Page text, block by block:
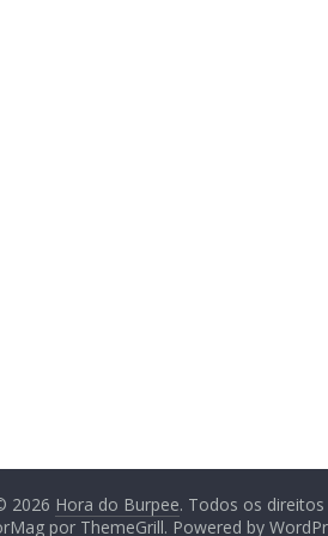
2026 Hora do Burpee. Todos os
por ThemeGrill. Powered by